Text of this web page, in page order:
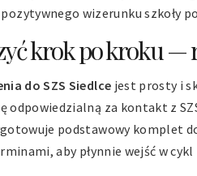
wizerunku szkoły
krok po kroku —
do SZS Siedlce jest prosty i
odpowiedzialną za kontakt z
podstawowy komplet
aby płynnie wejść w